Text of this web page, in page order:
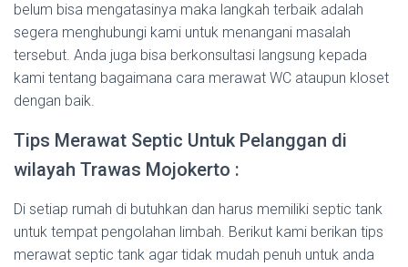
belum bisa mengatasinya maka langkah terbaik adalah
segera menghubungi kami untuk menangani masalah
tersebut. Anda juga bisa berkonsultasi langsung kepada
kami tentang bagaimana cara merawat WC ataupun kloset
dengan baik.
Tips Merawat Septic Untuk Pelanggan di
wilayah Trawas Mojokerto :
Di setiap rumah di butuhkan dan harus memiliki septic tank
untuk tempat pengolahan limbah. Berikut kami berikan tips
merawat septic tank agar tidak mudah penuh untuk anda